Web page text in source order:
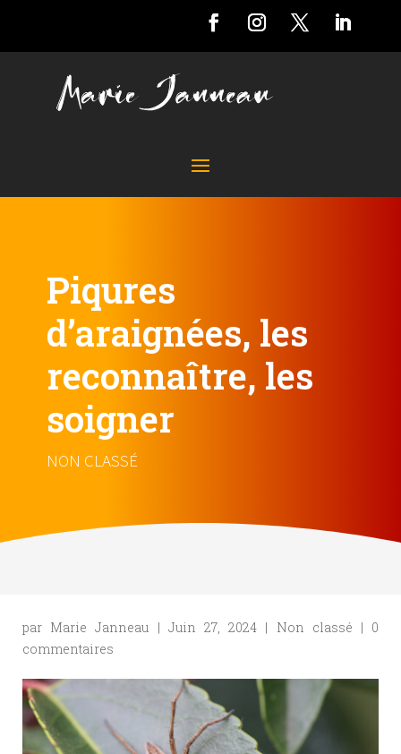
Piqures
d’araignées, les
reconnaître, les
soigner
NON CLASSÉ
par Marie Janneau | Juin 27, 2024 | Non classé | 0
commentaires